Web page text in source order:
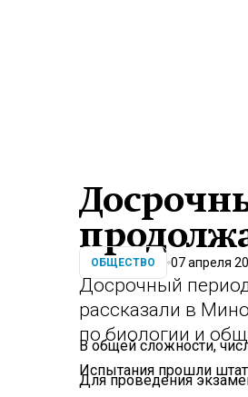
ОБЩЕСТВО 07 апреля
Досрочный
рассказали в
по биологии и
В общей сложности,
Испытания прошли
Для проведения